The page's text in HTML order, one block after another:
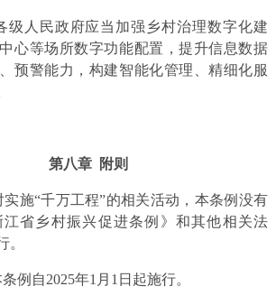
级人民政府应当加强乡村治理数字化建
心等场所数字功能配置，提升信息数据
预警能力，构建智能化管理、精细化服
第八章 附则
实施“千万工程”的相关活动，本条例没有
省乡村振兴促进条例》和其他相关法
。
例自2025年1月1日起施行。